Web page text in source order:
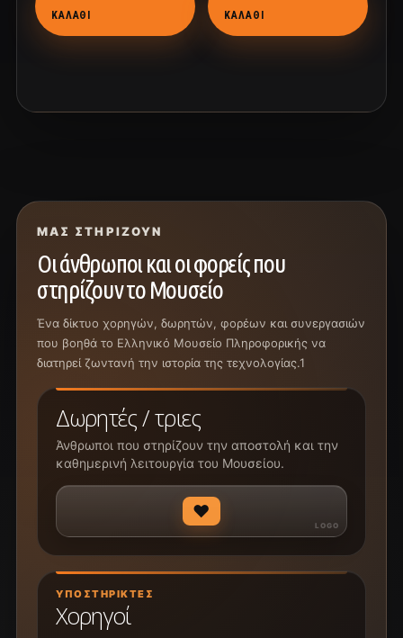
ΚΑΛΆΘΙ
ΚΑΛΆΘΙ
ΜΑΣ ΣΤΗΡΊΖΟΥΝ
Οι άνθρωποι και οι φορείς που
στηρίζουν το Μουσείο
Ένα δίκτυο χορηγών, δωρητών, φορέων και συνεργασιών
που βοηθά το Ελληνικό Μουσείο Πληροφορικής να
διατηρεί ζωντανή την ιστορία της τεχνολογίας.1
Δωρητές / τριες
Άνθρωποι που στηρίζουν την αποστολή και την
καθημερινή λειτουργία του Μουσείου.
♥
ΥΠΟΣΤΗΡΙΚΤΈΣ
Χορηγοί